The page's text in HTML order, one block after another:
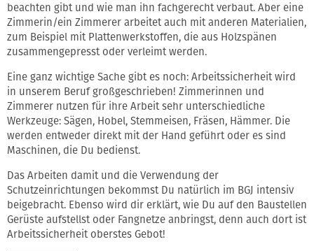
beachten gibt und wie man ihn fachgerecht verbaut. Aber eine
Zimmerin/ein Zimmerer arbeitet auch mit anderen Materialien,
zum Beispiel mit Plattenwerkstoffen, die aus Holzspänen
zusammengepresst oder verleimt werden.
Eine ganz wichtige Sache gibt es noch: Arbeitssicherheit wird
in unserem Beruf großgeschrieben! Zimmerinnen und
Zimmerer nutzen für ihre Arbeit sehr unterschiedliche
Werkzeuge: Sägen, Hobel, Stemmeisen, Fräsen, Hämmer. Die
werden entweder direkt mit der Hand geführt oder es sind
Maschinen, die Du bedienst.
Das Arbeiten damit und die Verwendung der
Schutzeinrichtungen bekommst Du natürlich im BGJ intensiv
beigebracht. Ebenso wird dir erklärt, wie Du auf den Baustellen
Gerüste aufstellst oder Fangnetze anbringst, denn auch dort ist
Arbeitssicherheit oberstes Gebot!